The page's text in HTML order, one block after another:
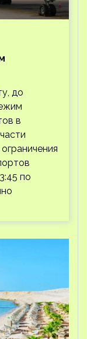
до
в
по